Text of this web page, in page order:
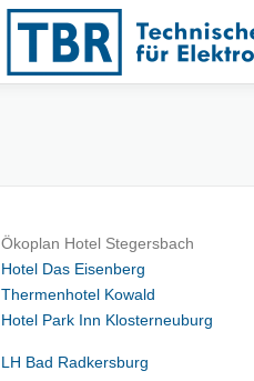
Ökoplan Hotel Stegersbach
Hotel Das Eisenberg
Thermenhotel Kowald
Hotel Park Inn Klosterneuburg
LH Bad Radkersburg